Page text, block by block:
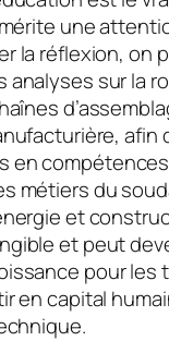
une
la réflexion, on
analyses sur la
afin
en
métiers du
et
et peut
pour les
en capital